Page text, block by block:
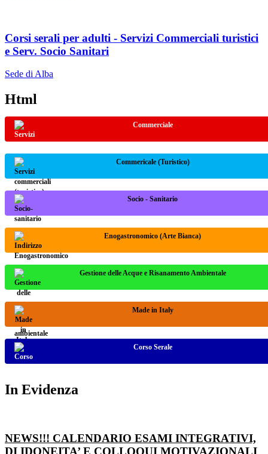
Corsi serali per adulti - Servizi Commerciali turistici
e Serv. Socio Sanitari
Sede di Alba
Html
Commerciale
Commericale (Turistico)
Socio - Sanitario
Enogastronomico (Arte Bianca)
Gestione delle Acque e Risanamento Ambientale
Made in Italy
Corso Serale
In Evidenza
NEWS!!! CALENDARIO ESAMI INTEGRATIVI,
DI IDONEITA’ E COLLOQUI MOTIVAZIONALI